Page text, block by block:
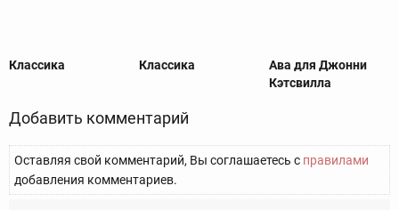
Классика Классика
Ава для Джонни
Кэтсвилла
Добавить комментарий
Оставляя свой комментарий, Вы соглашаетесь с правилами
добавления комментариев.